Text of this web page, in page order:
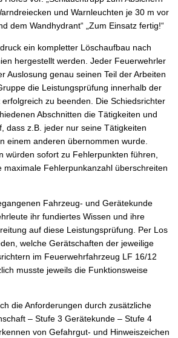
und Warnleuchten je 30 m vor
dem Wandhydrant“ „Zum Einsatz fertig!“
ein kompletter Löschaufbau nach
hergestellt werden. Jeder Feuerwehrler
Auslosung genau seinen Teil der Arbeiten
die Leistungsprüfung innerhalb der
zu beenden. Die Schiedsrichter
Abschnitten die Tätigkeiten und
dass z.B. jeder nur seine Tätigkeiten
einem anderen übernommen wurde.
würden sofort zu Fehlerpunkten führen,
maximale Fehlerpunkanzahl überschreiten
Fahrzeug- und Gerätekunde
ihr fundiertes Wissen und ihre
auf diese Leistungsprüfung. Per Los
welche Gerätschaften der jeweilige
im Feuerwehrfahrzeug LF 16/12
musste jeweils die Funktionsweise
die Anforderungen durch zusätzliche
– Stufe 3 Gerätekunde – Stufe 4
von Gefahrgut- und Hinweiszeichen